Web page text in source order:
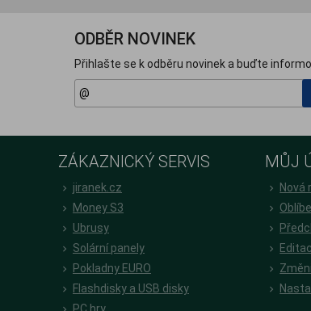
ODBĚR NOVINEK
Přihlašte se k odběru novinek a buďte
ZÁKAZNICKÝ SERVIS
jiranek.cz
Money S3
Ubrusy
Solární panely
Pokladny EURO
Flashdisky a USB disky
MŮJ
Nová